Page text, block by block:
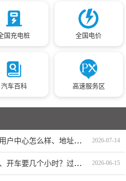
国充电桩 全国电价
汽车百科 高速服务区
智己汽车呼和浩特赛罕用户中心怎么样、地址、电话、上班时间查询 2026-07-14
从沈阳到吕梁多少公里、开车要几个小时？过路费、油费等 2026-06-15